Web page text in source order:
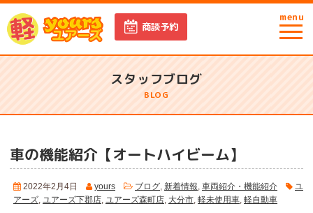
商談予約
menu
スタッフブログ
BLOG
車の機能紹介【オートハイビーム】
2022年2月4日 yours ブログ 新着情報 車両紹介・機能紹介
ユ
アーズ
ユアーズ下郡店 ユアーズ森町店 大分市 軽未使用車 軽自動車